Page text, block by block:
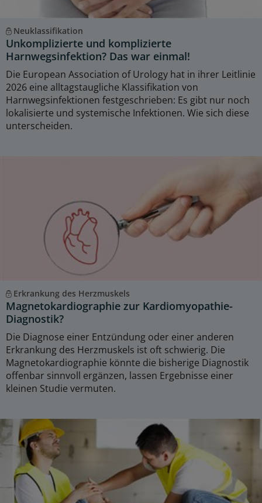
Neuklassifikation
Unkomplizierte und komplizierte
Harnwegsinfektion? Das war einmal!
Die European Association of Urology hat in ihrer Leitlinie
2026 eine alltagstaugliche Klassifikation von
Harnwegsinfektionen festgeschrieben: Es gibt nur noch
lokalisierte und systemische Infektionen. Wie sich diese
unterscheiden.
Erkrankung des Herzmuskels
Magnetokardiographie zur Kardiomyopathie-
Diagnostik?
Die Diagnose einer Entzündung oder einer anderen
Erkrankung des Herzmuskels ist oft schwierig. Die
Magnetokardiographie könnte die bisherige Diagnostik
offenbar sinnvoll ergänzen, lassen Ergebnisse einer
kleinen Studie vermuten.